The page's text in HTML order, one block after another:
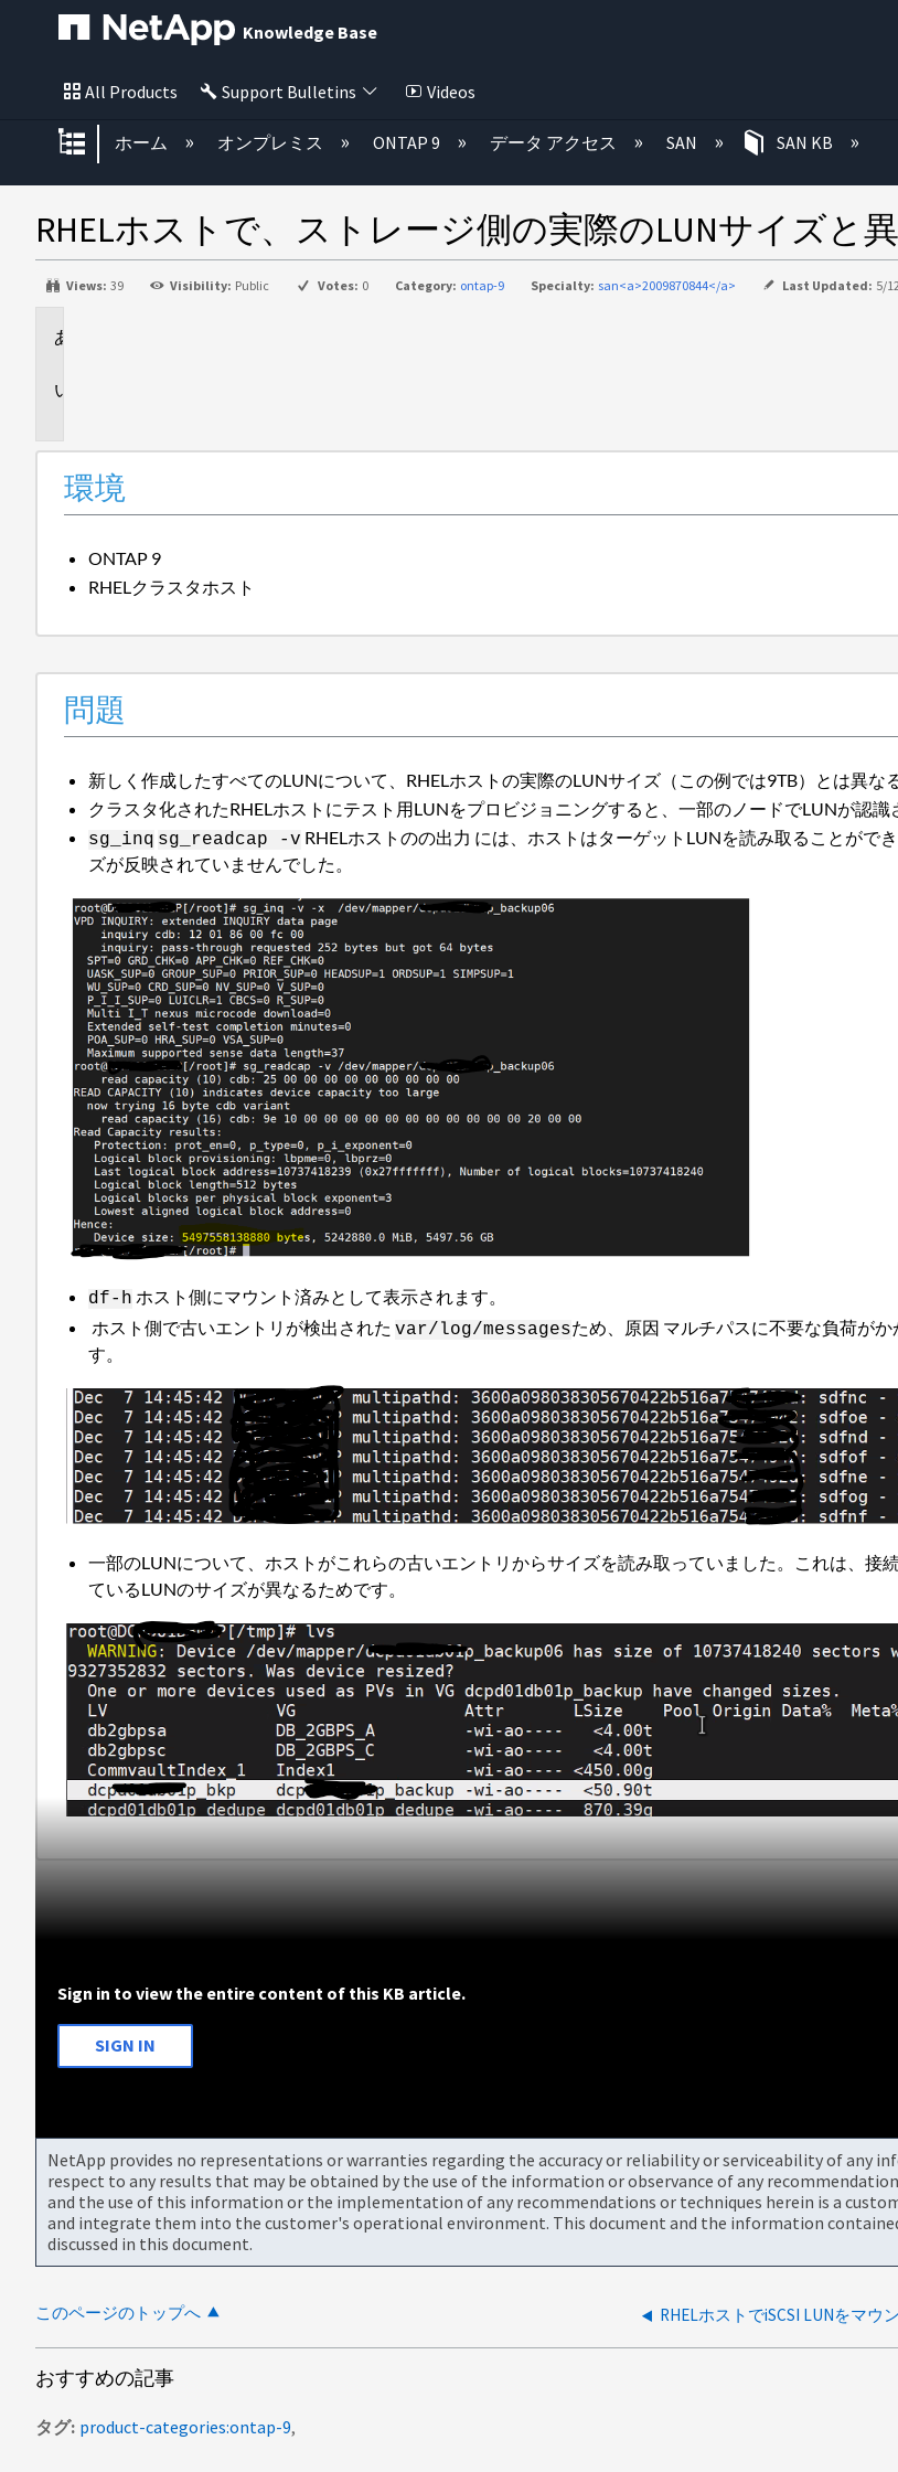
Knowledge Base
All Products Support Bulletins Videos
グローバル階層を展開/折りたたむ
ホーム オンプレミス ONTAP 9 データ アクセス SAN SAN KB
RHELホストで、ストレージ側の実際のLUNサイズと
Views: 39 Visibility: Public Votes: 0 Category: ontap-9 Specialty: san<a>2009870844</a> Last Updated: 5/
環境
ONTAP 9
RHELクラスタホスト
問題
新しく作成したすべてのLUNについて、RHELホストの実際のLUNサイズ（この例では9TB）とは異な
クラスタ化されたRHELホストにテスト用LUNをプロビジョニングすると、一部のノードでLUNが認
sg_inq sg_readcap -v RHELホストのの出力 には、ホストはターゲットLUNを読み取ることが
ズが反映されていませんでした。
df-h ホスト側にマウント済みとして表示されます。
ホスト側で古いエントリが検出されたvar/log/messagesため、原因 マルチパスに不要な負荷が
す。
一部のLUNについて、ホストがこれらの古いエントリからサイズを読み取っていました。これは、接
ているLUNのサイズが異なるためです。
Sign in to view the entire content of this KB article.
SIGN IN
NetApp provides no representations or warranties regarding the accuracy or reliability or serviceability of any
respect to any results that may be obtained by the use of the information or observance of any
and the use of this information or the implementation of any recommendations or techniques herein is a
and integrate them into the customer's operational environment. This document and the information
discussed in this document.
このページのトップへ RHELホストでiSCSI LUNをマウ
おすすめの記事
タグ product-categories:ontap-9